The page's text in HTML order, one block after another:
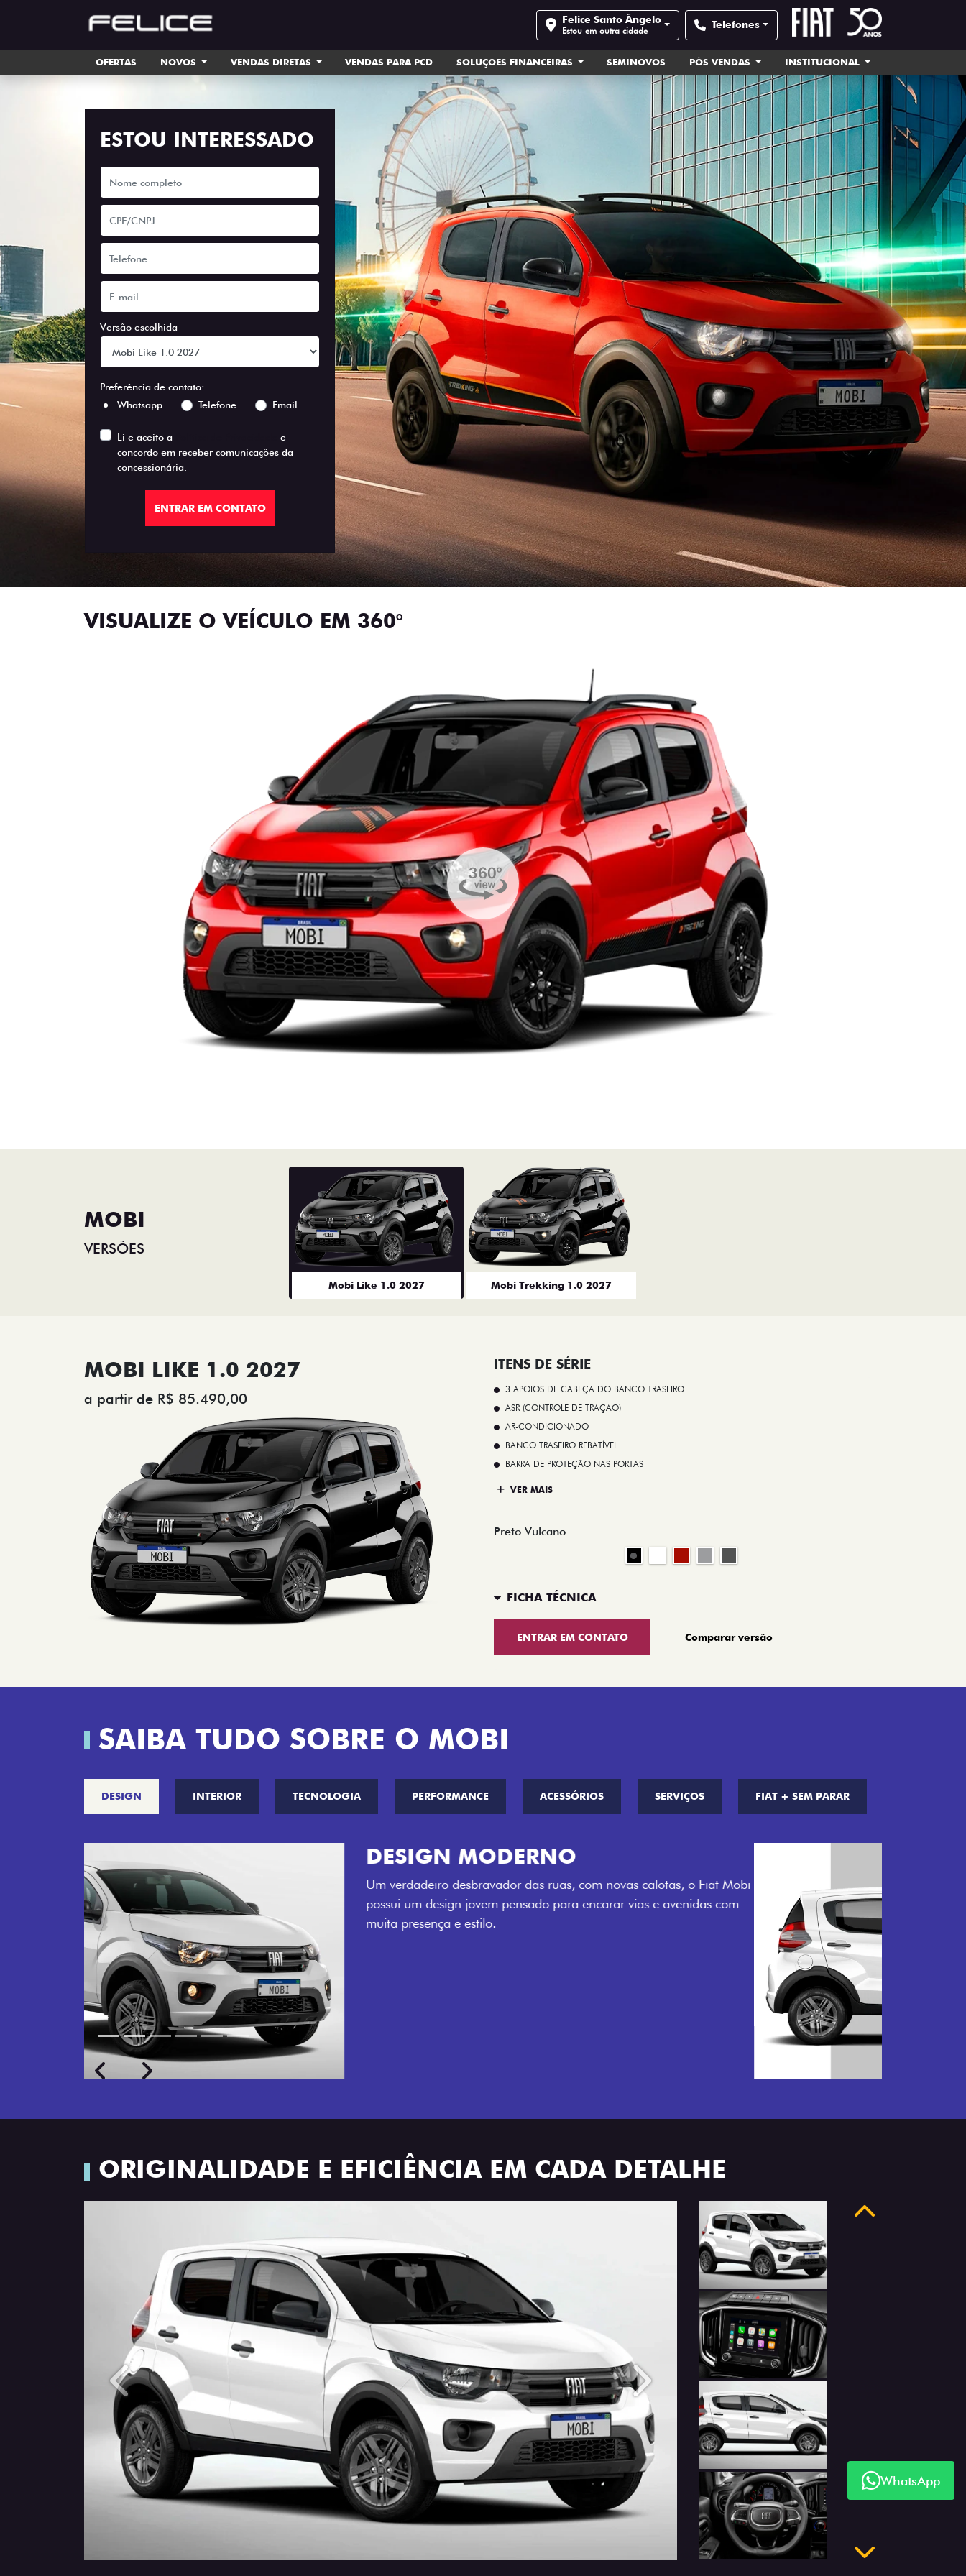
Felice Santo Ângelo
Estou em outra cidade Telefones
OFERTAS NOVOS VENDAS DIRETAS VENDAS PARA PCD SOLUÇÕES FINANCEIRAS SEMINOVOS PÓS VENDAS INSTITUCIONAL
ESTOU INTERESSADO
Versão escolhida
Preferência de contato:
Whatsapp
Telefone Email
Li e aceito a
e
concordo em receber comunicações da
concessionária.
ENTRAR EM CONTATO
VISUALIZE O VEÍCULO EM 360°
MOBI
VERSÕES
Mobi Like 1.0 2027 Mobi Trekking 1.0 2027
MOBI LIKE 1.0 2027
a partir de R$ 85.490,00
ITENS DE SÉRIE
3 APOIOS DE CABEÇA DO BANCO TRASEIRO
ASR (CONTROLE DE TRAÇÃO)
AR-CONDICIONADO
BANCO TRASEIRO REBATÍVEL
BARRA DE PROTEÇÃO NAS PORTAS
VER MAIS
Preto Vulcano
FICHA TÉCNICA
ENTRAR EM CONTATO Comparar versão
SAIBA TUDO SOBRE O MOBI
DESIGN INTERIOR TECNOLOGIA PERFORMANCE ACESSÓRIOS SERVIÇOS FIAT + SEM PARAR
CINCO OPÇÕES DE CORES
O Fiat Mobi tem sempre uma opção de cor que é a sua cara. Escolha
entre o Preto Vulcano, Vermelho Montecarlo, Branco Banchisa, Prata
Bari e Cinza Silverstone.
Próximo
Rodas de liga leve
PreviousNext
ORIGINALIDADE E EFICIÊNCIA EM CADA DETALHE
Anterior Próximo
Anterior
WhatsApp